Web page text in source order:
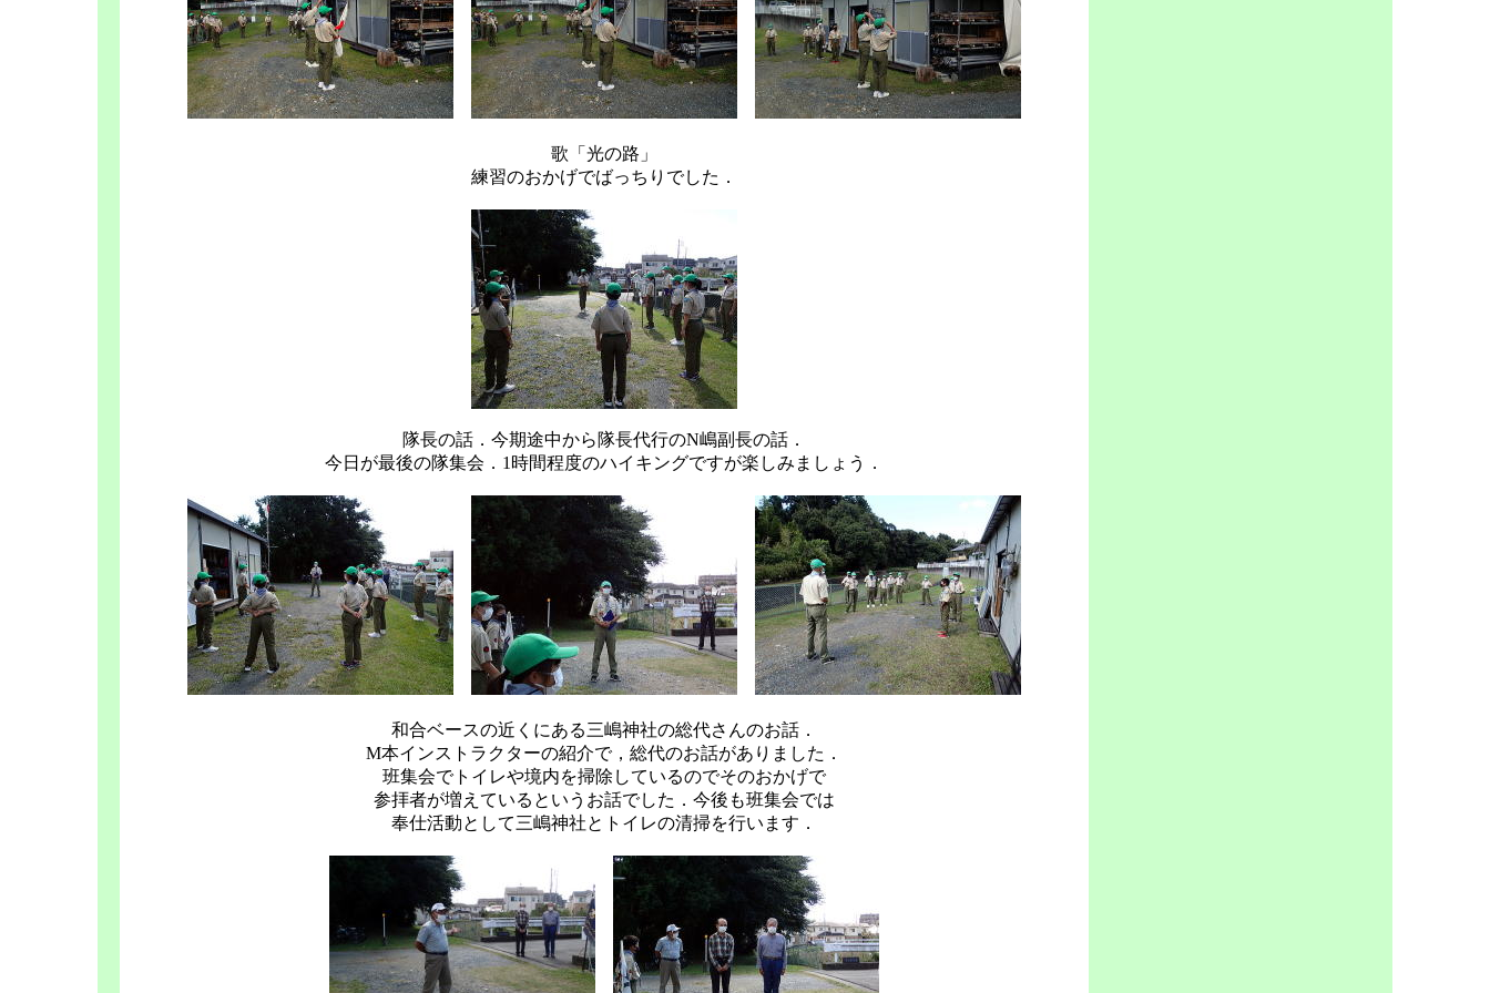
歌「光の路」
練習のおかげでばっちりでした．
隊長の話．今期途中から隊長代行のN嶋副長の話．
今日が最後の隊集会．1時間程度のハイキングですが楽しみましょう．
和合ベースの近くにある三嶋神社の総代さんのお話．
M本インストラクターの紹介で，総代のお話がありました．
班集会でトイレや境内を掃除しているのでそのおかげで
参拝者が増えているというお話でした．今後も班集会では
奉仕活動として三嶋神社とトイレの清掃を行います．